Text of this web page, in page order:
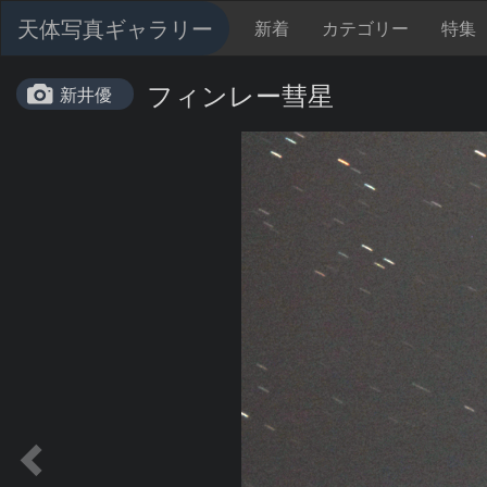
天体写真ギャラリー 新着 カテゴリー 特集
新井優 フィンレー彗星